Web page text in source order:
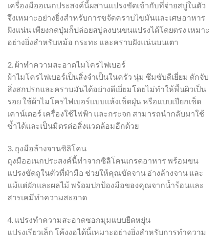
เครื่องมืออเนกประสงค์นี้ผสานแปรงขัดเข้ากับที่จ่ายสบู่ในตัว
จึงเหมาะอย่างยิ่งสำหรับการขจัดคราบไขมันและเศษอาหาร
ฝังแน่น เพียงกดปุ่มก็ปล่อยสบู่ลงบนขนแปรงได้โดยตรง เหมาะ
อย่างยิ่งสำหรับหม้อ กระทะ และคราบฝังแน่นบนเตา
2. ผ้าทำความสะอาดไมโครไฟเบอร์
ผ้าไมโครไฟเบอร์เป็นสิ่งจำเป็นในครัว นุ่ม ซึมซับดีเยี่ยม ดักจับ
สิ่งสกปรกและคราบมันได้อย่างดีเยี่ยมโดยไม่ทำให้พื้นผิวเป็น
รอย ใช้ผ้าไมโครไฟเบอร์แบบแห้งเช็ดฝุ่น หรือแบบเปียกเช็ด
เคาน์เตอร์ เครื่องใช้ไฟฟ้า และกระจก สามารถนำกลับมาใช้
ซ้ำได้และเป็นมิตรต่อสิ่งแวดล้อมอีกด้วย
3. ถุงมือล้างจานซิลิโคน
ถุงมืออเนกประสงค์นี้ทำจากซิลิโคนเกรดอาหาร พร้อมขน
แปรงขัดถูในตัวที่ฝ่ามือ ช่วยให้คุณขัดจาน อ่างล้างจาน และ
แม้แต่ผักและผลไม้ พร้อมปกป้องมือของคุณจากน้ำร้อนและ
สารเคมีทำความสะอาด
4. แปรงทำความสะอาดซอกมุมแบบยืดหยุ่น
แปรงเรียวเล็ก โค้งงอได้นี้เหมาะอย่างยิ่งสำหรับการทำความ